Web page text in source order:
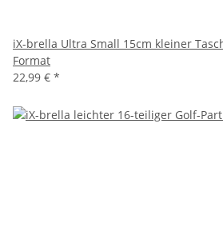
iX-brella Ultra Small 15cm kleiner
Format
22,99 € *